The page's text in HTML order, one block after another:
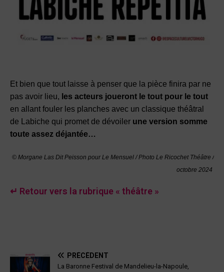
Et bien que tout laisse à penser que la pièce finira par ne
pas avoir lieu, les acteurs joueront le tout pour le tout
en allant fouler les planches avec un classique théâtral
de Labiche qui promet de dévoiler une version somme
toute assez déjantée…
© Morgane Las Dit Peisson pour Le Mensuel / Photo Le Ricochet Théâtre /
octobre 2024
↵ Retour vers la rubrique « théâtre »
PRÉCÉDENT
La Baronne Festival de Mandelieu-la-Napoule,